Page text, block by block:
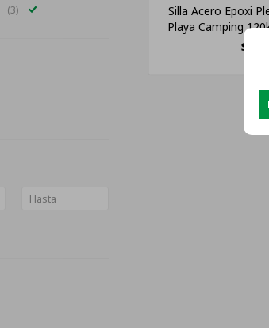
Silla Acero Epoxi
Playa Camping
$
(3)